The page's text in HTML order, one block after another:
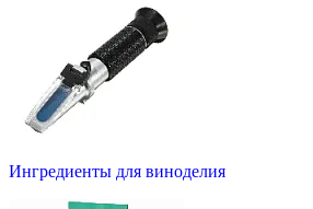
Ингредиенты для виноделия